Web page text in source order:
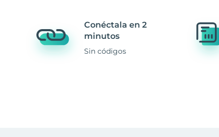
Conéctala en 2
minutos
Sin códigos